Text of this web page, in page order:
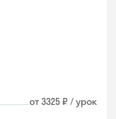
от 3325 ₽ / урок